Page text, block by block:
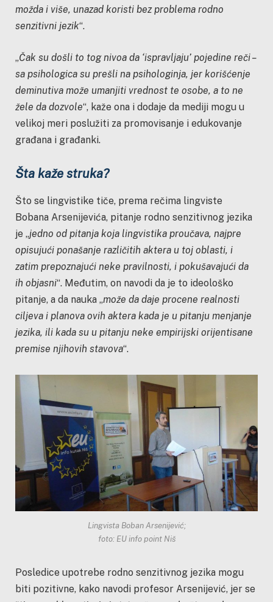
možda i više, unazad koristi bez problema rodno
senzitivni jezik“.
„Čak su došli to tog nivoa da ‘ispravljaju’ pojedine reči –
sa psihologica su prešli na psihologinja, jer korišćenje
deminutiva može umanjiti vrednost te osobe, a to ne
žele da dozvole“, kaže ona i dodaje da mediji mogu u
velikoj meri poslužiti za promovisanje i edukovanje
građana i građanki.
Šta kaže struka?
Što se lingvistike tiče, prema rečima lingviste
Bobana Arsenijevića, pitanje rodno senzitivnog jezika
je „jedno od pitanja koja lingvistika proučava, najpre
opisujući ponašanje različitih aktera u toj oblasti, i
zatim prepoznajući neke pravilnosti, i pokušavajući da
ih objasni“. Međutim, on navodi da je to ideološko
pitanje, a da nauka „može da daje procene realnosti
ciljeva i planova ovih aktera kada je u pitanju menjanje
jezika, ili kada su u pitanju neke empirijski orijentisane
premise njihovih stavova“.
Lingvista Boban Arsenijević;
foto: EU info point Niš
Posledice upotrebe rodno senzitivnog jezika mogu
biti pozitivne, kako navodi profesor Arsenijević, jer se